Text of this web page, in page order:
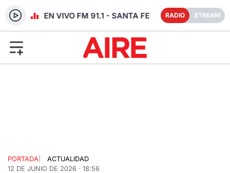
RADIO EN VIVO FM 91.1 - SANTA FE RADIO STREAM
PORTADA
ACTUALIDAD
12 DE JUNIO DE 2026 · 18:56